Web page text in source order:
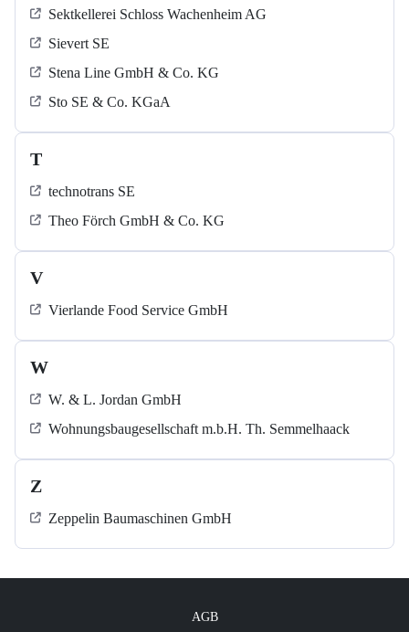
Sektkellerei Schloss Wachenheim AG
Sievert SE
Stena Line GmbH & Co. KG
Sto SE & Co. KGaA
T
technotrans SE
Theo Förch GmbH & Co. KG
V
Vierlande Food Service GmbH
W
W. & L. Jordan GmbH
Wohnungsbaugesellschaft m.b.H. Th. Semmelhaack
Z
Zeppelin Baumaschinen GmbH
AGB